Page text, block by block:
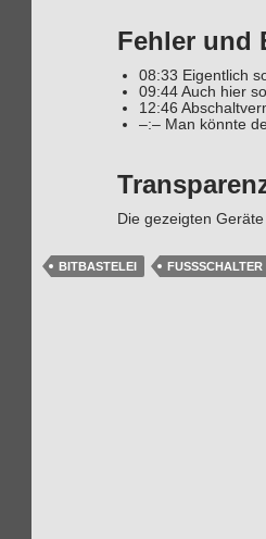
Fehler und
08:33 Eigentlich
09:44 Auch hier
12:46
–:– Man könnte
Die gezeigten
BITBASTELEI FUSSSCHALTER